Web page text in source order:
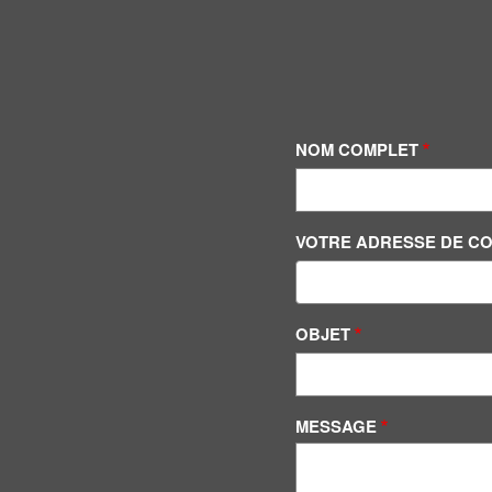
NOM COMPLET
VOTRE ADRESSE DE
OBJET
MESSAGE